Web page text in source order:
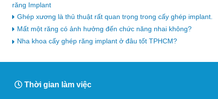
răng Implant
Ghép xương là thủ thuật rất quan trọng trong cấy ghép implant.
Mất một răng có ảnh hưởng đến chức năng nhai không?
Nha khoa cấy ghép răng implant ở đâu tốt TPHCM?
Thời gian làm việc